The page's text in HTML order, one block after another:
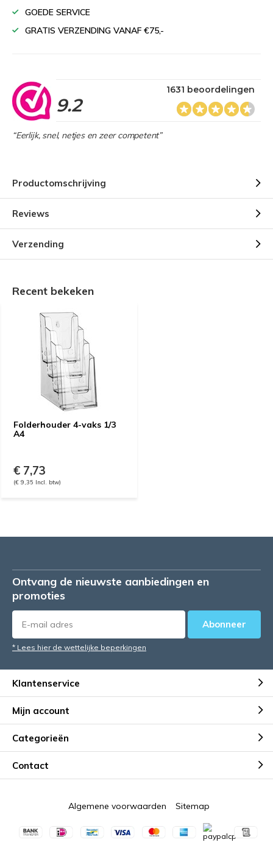
GOEDE SERVICE
GRATIS VERZENDING VANAF €75,-
9.2
1631 beoordelingen
“Eerlijk, snel, netjes en zeer competent”
Productomschrijving
Reviews
Verzending
Recent bekeken
Folderhouder 4-vaks 1/3
A4
€ 7,73
(€ 9,35 Incl. btw)
Ontvang de nieuwste aanbiedingen en
promoties
Abonneer
* Lees hier de wettelijke beperkingen
Klantenservice
Mijn account
Categorieën
Contact
Algemene voorwaarden Sitemap